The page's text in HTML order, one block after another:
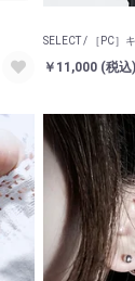
SELECT / ［PC］
￥11,000 (税込)